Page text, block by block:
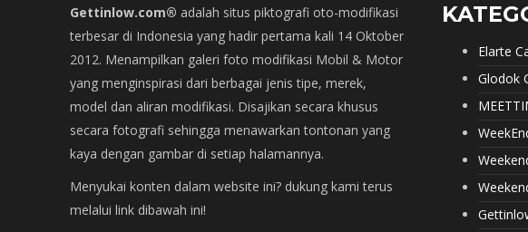
Gettinlow.com® adalah situs piktografi oto-modifikasi
terbesar di Indonesia yang hadir pertama kali 14 Oktober
2012. Menampilkan galeri foto modifikasi Mobil & Motor
yang menginspirasi dari berbagai jenis tipe, merek,
model dan aliran modifikasi. Disajikan secara khusus
secara fotografi sehingga menawarkan tontonan yang
kaya dengan gambar di setiap halamannya.
Menyukai konten dalam website ini? dukung kami terus
melalui link dibawah ini!
Elarte
Glodok